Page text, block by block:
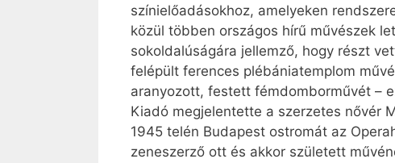
színielőadásokhoz, amelyeken
közül többen országos hírű művészek
sokoldalúságára jellemző, hogy részt
felépült ferences plébániatemplom
aranyozott, festett fémdomborművét –
Kiadó megjelentette a szerzetes nővér
1945 telén Budapest ostromát az
zeneszerző ott és akkor született